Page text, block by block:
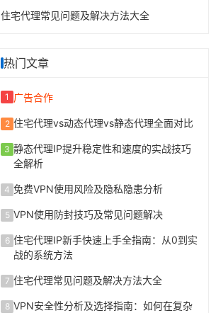
住宅代理常见问题及解决方法大全
热门文章
1 广告合作
2 住宅代理vs动态代理vs静态代理全面对比
3 静态代理IP提升稳定性和速度的实战技巧
全解析
4 免费VPN使用风险及隐私隐患分析
5 VPN使用防封技巧及常见问题解决
6 住宅代理IP新手快速上手全指南：从0到实
战的系统方法
7 住宅代理常见问题及解决方法大全
8 VPN安全性分析及选择指南：如何在复杂